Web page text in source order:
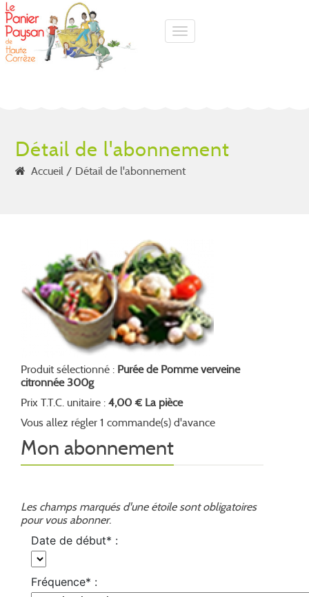
Toggle navigation
Détail de l'abonnement
Accueil Détail de l'abonnement
Produit sélectionné : Purée de Pomme verveine
citronnée 300g
Prix T.T.C. unitaire : 4,00 € La pièce
Vous allez régler 1 commande(s) d'avance
Mon abonnement
Les champs marqués d'une étoile sont obligatoires
pour vous abonner.
Date de début* :
Fréquence* :